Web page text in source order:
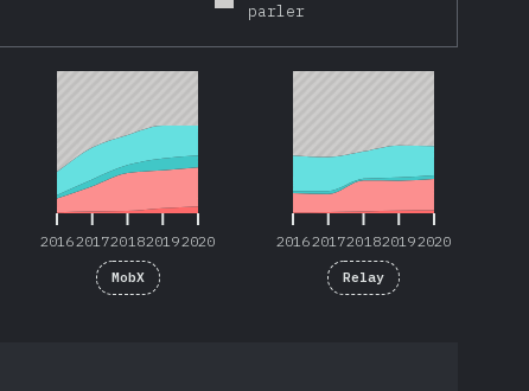
parler
20162017201820192020
20162017201820192020
MobX
20162017201820192020
20162017201820192020
Relay